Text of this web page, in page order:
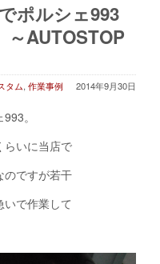
ポルシェ993
AUTOSTOP
2014年9月30日
タム, 作業事例
。
らいに当店で
のですが若干
で作業して